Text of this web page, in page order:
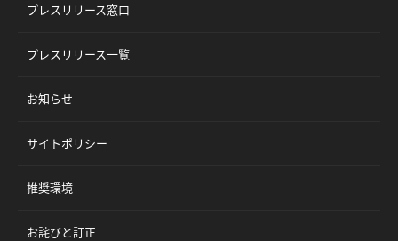
プレスリリース窓口
プレスリリース一覧
お知らせ
サイトポリシー
推奨環境
お詫びと訂正